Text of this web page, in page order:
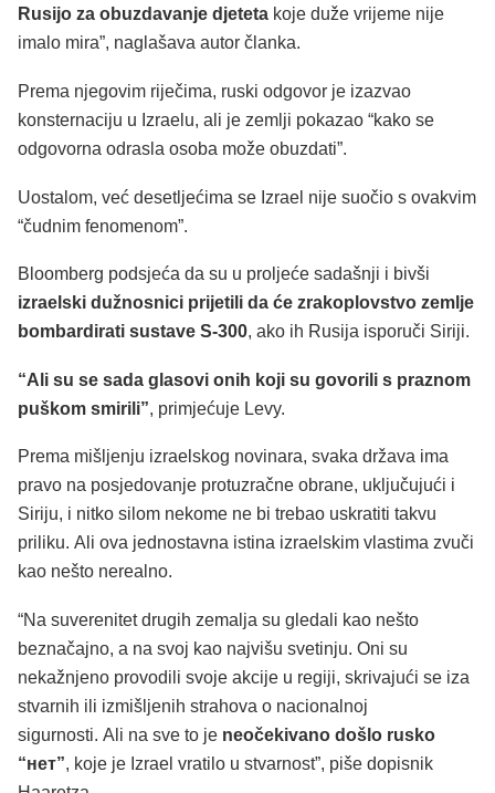
Rusijo za obuzdavanje djeteta koje duže vrijeme nije
imalo mira”, naglašava autor članka.
Prema njegovim riječima, ruski odgovor je izazvao
konsternaciju u Izraelu, ali je zemlji pokazao “kako se
odgovorna odrasla osoba može obuzdati”.
Uostalom, već desetljećima se Izrael nije suočio s ovakvim
“čudnim fenomenom”.
Bloomberg podsjeća da su u proljeće sadašnji i bivši
izraelski dužnosnici prijetili da će zrakoplovstvo zemlje
bombardirati sustave S-300, ako ih Rusija isporuči Siriji.
“Ali su se sada glasovi onih koji su govorili s praznom
puškom smirili”, primjećuje Levy.
Prema mišljenju izraelskog novinara, svaka država ima
pravo na posjedovanje protuzračne obrane, uključujući i
Siriju, i nitko silom nekome ne bi trebao uskratiti takvu
priliku. Ali ova jednostavna istina izraelskim vlastima zvuči
kao nešto nerealno.
“Na suverenitet drugih zemalja su gledali kao nešto
beznačajno, a na svoj kao najvišu svetinju. Oni su
nekažnjeno provodili svoje akcije u regiji, skrivajući se iza
stvarnih ili izmišljenih strahova o nacionalnoj
sigurnosti. Ali na sve to je neočekivano došlo rusko
“нет”, koje je Izrael vratilo u stvarnost”, piše dopisnik